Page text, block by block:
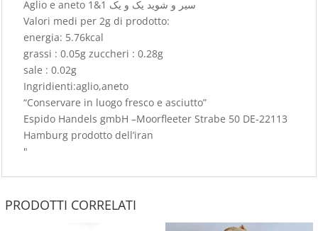
Aglio e aneto سیر و شوید یک و یک 1&1
Valori medi per 2g di prodotto:
energia: 5.76kcal
grassi : 0.05g zuccheri : 0.28g
sale : 0.02g
Ingridienti:aglio,aneto
“Conservare in luogo fresco e asciutto”
Espido Handels gmbH –Moorfleeter Strabe 50 DE-22113
Hamburg prodotto dell’iran
"
PRODOTTI CORRELATI